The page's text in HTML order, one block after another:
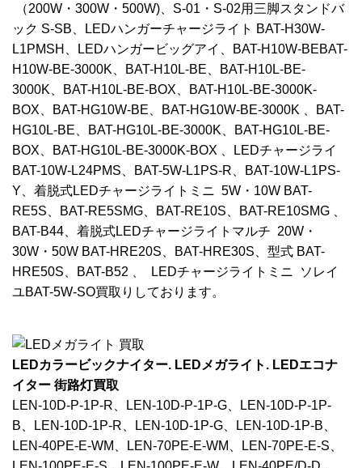
（200W・300W・500W)、S-01・S-02用三脚スタンドバ
ック S-SB、LEDハンガーチャージライト BAT-H30W-
L1PMSH、LEDハンガービッグアイ、BAT-H10W-BEBAT-
H10W-BE-3000K、BAT-H10L-BE、BAT-H10L-BE-
3000K、BAT-H10L-BE-BOX、BAT-H10L-BE-3000K-
BOX、BAT-HG10W-BE、BAT-HG10W-BE-3000K 、BAT-
HG10L-BE、BAT-HG10L-BE-3000K、BAT-HG10L-BE-
BOX、BAT-HG10L-BE-3000K-BOX 、LEDチャージライ
BAT-10W-L24PMS、BAT-5W-L1PS-R、BAT-10W-L1PS-
Y、着脱式LEDチャージライトミニ 5W・10W BAT-
RE5S、BAT-RE5SMG、BAT-RE10S、BAT-RE10SMG 、
BAT-B44、着脱式LEDチャージライトマルチ 20W・
30W・50W BAT-HRE20S、BAT-HRE30S、型式 BAT-
HRE50S、BAT-B52 、 LEDチャージライトミニ ソレイ
ユBAT-5W-SO買取りしております。
LEDカラービックナイター. LEDメガライト. LEDエコナ
イター 街路灯買取
LEN-10D-P-1P-R、LEN-10D-P-1P-G、LEN-10D-P-1P-
B、LEN-10D-1P-R、LEN-10D-1P-G、LEN-10D-1P-B、
LEN-40PE-E-WM、LEN-70PE-E-WM、LEN-70PE-E-S、